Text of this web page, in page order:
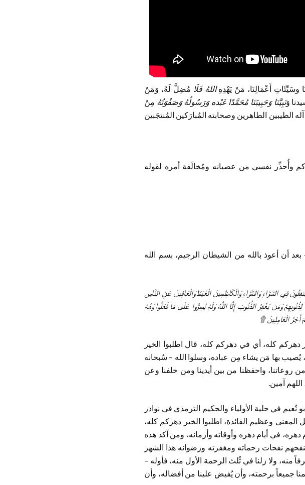
وسَيِّئَاتِ أَعْمَالِنَا، مَنْ يَهْدِهِاللهُ فَلَا مُضِلَّ لَهُ، وَمَنْ
وَنَبِيَّنَا وَحَبِيبَنَا مُحَمَّدًا عَبْده وَرَسُولُهُ وَصَفْوَتُهُ مِنْ
الطيبين الطاهرين وصحابته المُبارَكين المُنتجَبين
وأُحذِّر نفسي من عصيانه ومُخالَفة أمره لقوله
أن أعوذ بالله من الشيطان الرجيم، بسم الله
فِي السَّرَّاءِ وَالضَّرَّاءِ وَالْكَاظِمِينَ الْغَيْظَ وَالْعَافِينَ عَنِ النَّاسِ
وَمَن يَغْفِرُ الذُّنُوبَ إِلَّا اللَّهُ وَلَمْ يُصِرُّوا عَلَىٰ مَا فَعَلُوا وَهُمْ
أَجْرُ الْعَامِلِينَ ۩
دهركم كله، أي في دهركم كله، قال اطلبوا الخير
بها مَن يشاء مِن عباده، وسلوا الله – سُبحانه
روعاتنا، واحفظنا من بين أيدينا ومن خلفنا وعن
آمين.
نُعيم في حلية الأولياء والحكيم الترمذي في نوادر
وعظيم الفائدة، اطلبوا الخير دهركم كله،
في أيام دهره وأوقاته وأزمانه، ومن آكد هذه
نفحات رحماته ومغفرته ورضوانه هذا الشهر
منه، ولا زلنا في ثُلث الرحمة الأول منه، فأوله –
جميعاً برحمته، وأن يُفيض علينا من أفضاله، وأن